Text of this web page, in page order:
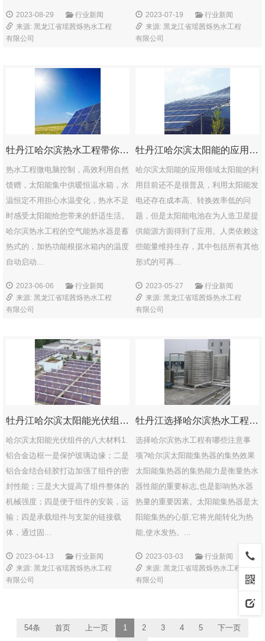
2023-08-29
行业新闻
来源: 黑龙江省瑶茜烁热水工程
有限公司
2023-07-19
行业新闻
来源: 黑龙江省瑶茜烁热水工程
有限公司
牡丹江哈尔滨热水工程带你深入了解热水箱行业
热水工程微电脑控制，高效利用自然
馈赠，太阳能集中供暖恒温水箱，水
温恒定不用担心水温变化，热水不足
时感受太阳能给您带来的舒适生活。
哈尔滨热水工程的空气能热水器是蓄
热式的，加热功能根据水箱内的温度
自动启动...
2023-06-06
行业新闻
来源: 黑龙江省瑶茜烁热水工程
有限公司
牡丹江哈尔滨太阳能的应用领域
哈尔滨太阳能的应用领域太阳能的利
用目前还不是很普及，利用太阳能发
电还存在成本高、转换效率低的问
题，但是太阳能电池在为人造卫星提
供能源方面得到了应用。人类依赖这
些能量维持生存，其中包括所有其他
形式的可再...
2023-05-27
行业新闻
来源: 黑龙江省瑶茜烁热水工程
有限公司
牡丹江哈尔滨太阳能光伏组件的八大材料
哈尔滨太阳能光伏组件的八大材料1.
铝合金边框一是保护玻璃边缘；二是
铝合金结合硅胶打边加强了组件的密
封性能；三是大大提高了组件整体的
机械强度；四是便于组件的安装，运
输；四是承载组件与支架的链接载
体，通过固...
2023-04-13
行业新闻
来源: 黑龙江省瑶茜烁热水工程
有限公司
牡丹江选择哈尔滨热水工程有哪些注意事项?
选择哈尔滨热水工程有哪些注意事
项?哈尔滨太阳能集热器的集热效果
太阳能集热器的集热能力是衡量热水
器性能的重要标志,也是影响热水器
热量的重要因素。太阳能集热器是太
阳能集热的心脏,它将光能转化为热
能,使水发热。...
2023-03-03
行业新闻
来源: 黑龙江省瑶茜烁热水工程
有限公司
54条 首页 上一页 1 2 3 4 5 下一页